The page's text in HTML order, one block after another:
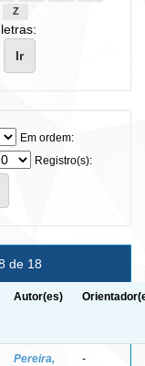
Z
Em ordem:
Registro(s):
de 18
Autor(es)
Pereira,
-